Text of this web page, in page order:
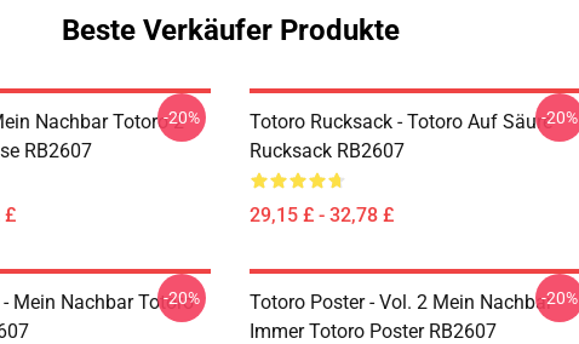
Beste Verkäufer Produkte
Nachbar Totoro 2
RB2607
£
-20%
Totoro Rucksack - Totoro Auf Säure
Rucksack RB2607
29,15 £ - 32,78 £
-20%
Mein Nachbar Totoro
-20%
Totoro Poster - Vol. 2 Mein Nachbar
Immer Totoro Poster RB2607
-20%